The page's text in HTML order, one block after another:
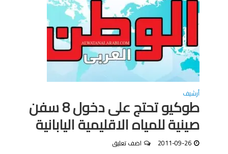
أرشيف
طوكيو تحتج على دخول 8 سفن
صينية للمياه الاقليمية اليابانية
2011-09-26 اضف تعليق